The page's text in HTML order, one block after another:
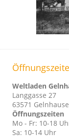
Weltladen
Langgasse 27
63571
Öffnungszeiten
Mo - Fr: 10-18
Sa: 10-14 Uhr